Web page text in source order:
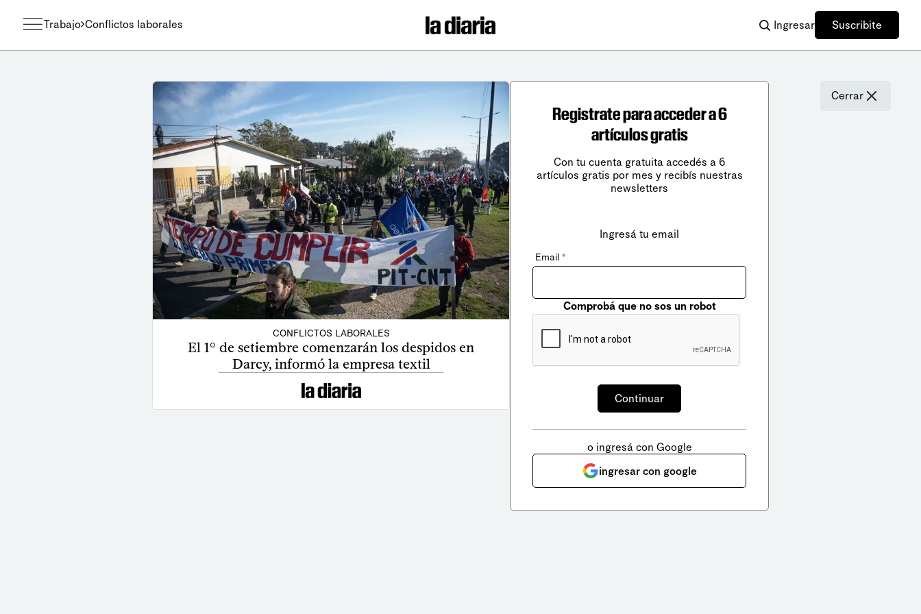
Trabajo Conflictos laborales Ingresar Suscribite
CONFLICTOS LABORALES
El 1° de setiembre comenzarán los despidos en
Darcy, informó la empresa textil
Cerrar
Registrate para acceder a 6
artículos gratis
Con tu cuenta gratuita accedés a 6
artículos gratis por mes y recibís nuestras
newsletters
Ingresá tu email
Email *
Comprobá que no sos un robot
o ingresá con Google
ingresar con google